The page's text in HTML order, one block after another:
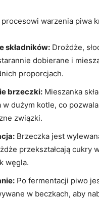
warzenia piwa
składników: Drożdże,
⁣dobierane i
proporcjach.
brzeczki: Mieszanka
w dużym kotle, co
związki.
Brzeczka jest
przekształcają cukry
węgla.
Po fermentacji piwo
w beczkach, aby